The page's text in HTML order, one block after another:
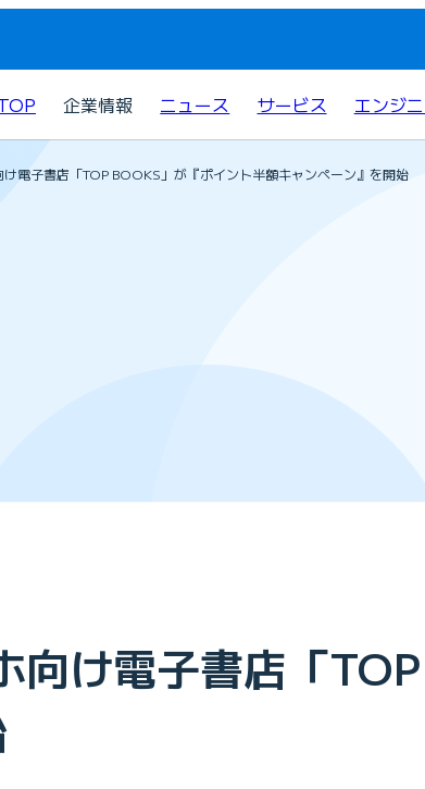
企業情報 ニュース サービス エンジ
け電子書店「TOP BOOKS」が『ポイント半額キャンペーン』を開始
向け電子書店「